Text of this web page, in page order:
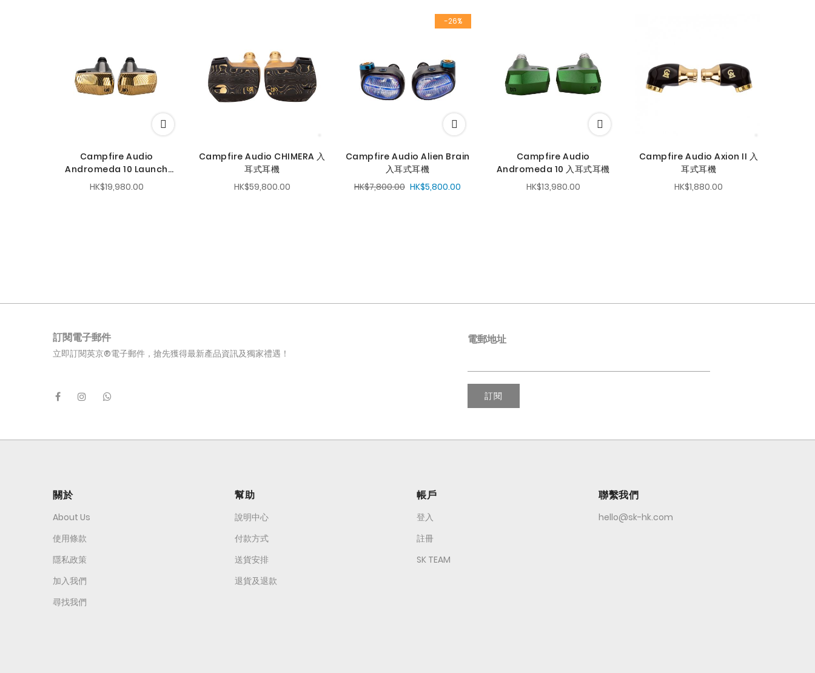
Campfire Audio
Andromeda 10 Launch
Edition
HK$19,980.00
Campfire Audio CHIMERA 入
耳式耳機
HK$59,800.00
-26%
Campfire Audio Alien Brain
入耳式耳機
HK$5,800.00
HK$7,800.00
Campfire Audio
Andromeda 10 入耳式耳機
HK$13,980.00
Campfire Audio Axion II 入
耳式耳機
HK$1,880.00
訂閱電子郵件
立即訂閱英京®電子郵件，搶先獲得最新產品資訊及獨家禮遇！
電郵地址
訂閱
關於
About Us
使用條款
隱私政策
加入我們
尋找我們
幫助
說明中心
付款方式
送貨安排
退貨及退款
帳戶
登入
註冊
SK TEAM
聯繫我們
hello@sk-hk.com